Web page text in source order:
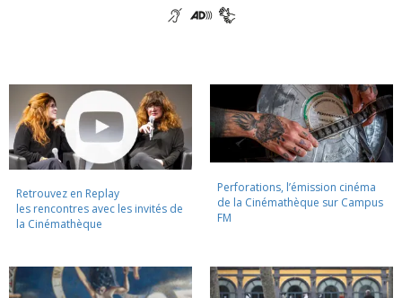
Retrouvez en Replay
les rencontres avec les invités de
la Cinémathèque
Perforations, l’émission cinéma
de la Cinémathèque sur Campus
FM